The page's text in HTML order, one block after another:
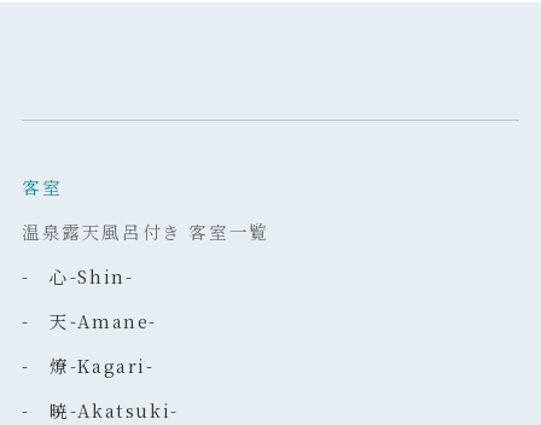
客室
温泉露天風呂付き 客室一覧
- 心-Shin-
- 天-Amane-
- 燎-Kagari-
- 暁-Akatsuki-